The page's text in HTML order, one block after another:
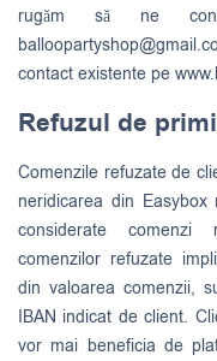
rugăm să ne
contact existente pe
Refuzul de
Comenzile refuzate de
neridicarea din
considerate comenzi
comenzilor refuzate
din valoarea comenzii,
IBAN indicat de client.
vor mai beneficia de